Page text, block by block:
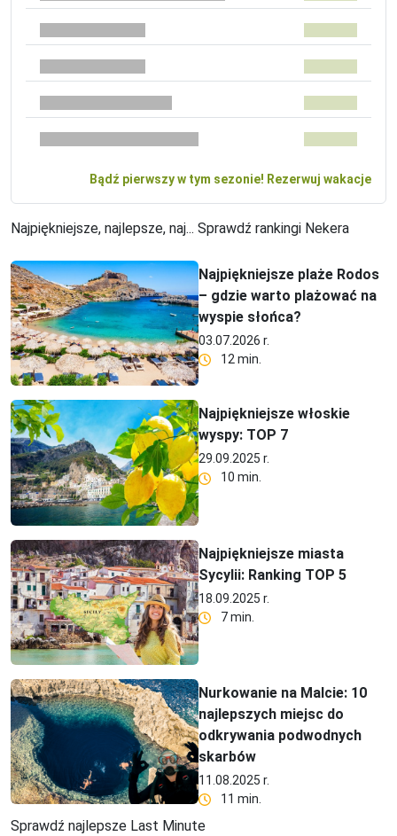
Bądź pierwszy w tym sezonie! Rezerwuj wakacje
Najpiękniejsze, najlepsze, naj... Sprawdź rankingi Nekera
Najpiękniejsze plaże Rodos
– gdzie warto plażować na
wyspie słońca?
03.07.2026 r.
12 min.
Najpiękniejsze włoskie
wyspy: TOP 7
29.09.2025 r.
10 min.
Najpiękniejsze miasta
Sycylii: Ranking TOP 5
18.09.2025 r.
7 min.
Nurkowanie na Malcie: 10
najlepszych miejsc do
odkrywania podwodnych
skarbów
11.08.2025 r.
11 min.
Sprawdź najlepsze Last Minute